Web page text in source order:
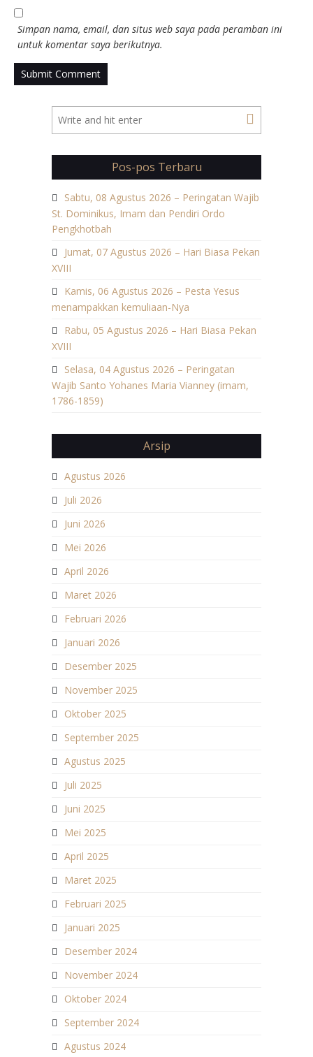
Simpan nama, email, dan situs web saya pada peramban ini
untuk komentar saya berikutnya.
Pos-pos Terbaru
Sabtu, 08 Agustus 2026 – Peringatan Wajib
St. Dominikus, Imam dan Pendiri Ordo
Pengkhotbah
Jumat, 07 Agustus 2026 – Hari Biasa Pekan
XVIII
Kamis, 06 Agustus 2026 – Pesta Yesus
menampakkan kemuliaan-Nya
Rabu, 05 Agustus 2026 – Hari Biasa Pekan
XVIII
Selasa, 04 Agustus 2026 – Peringatan
Wajib Santo Yohanes Maria Vianney (imam,
1786-1859)
Arsip
Agustus 2026
Juli 2026
Juni 2026
Mei 2026
April 2026
Maret 2026
Februari 2026
Januari 2026
Desember 2025
November 2025
Oktober 2025
September 2025
Agustus 2025
Juli 2025
Juni 2025
Mei 2025
April 2025
Maret 2025
Februari 2025
Januari 2025
Desember 2024
November 2024
Oktober 2024
September 2024
Agustus 2024